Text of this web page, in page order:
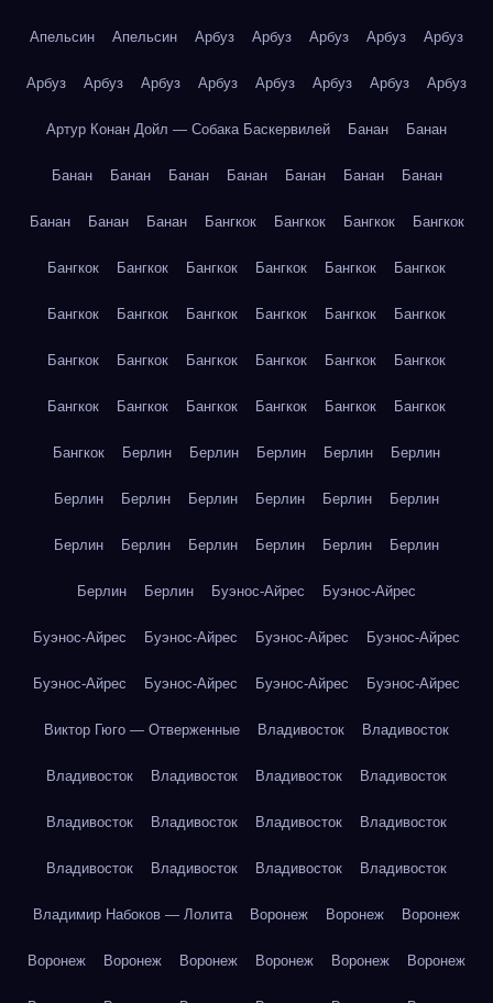
Апельсин Апельсин Арбуз Арбуз Арбуз Арбуз Арбуз
Арбуз Арбуз Арбуз Арбуз Арбуз Арбуз Арбуз Арбуз
Артур Конан Дойл — Собака Баскервилей Банан Банан
Банан Банан Банан Банан Банан Банан Банан
Банан Банан Банан Бангкок Бангкок Бангкок Бангкок
Бангкок Бангкок Бангкок Бангкок Бангкок Бангкок
Бангкок Бангкок Бангкок Бангкок Бангкок Бангкок
Бангкок Бангкок Бангкок Бангкок Бангкок Бангкок
Бангкок Бангкок Бангкок Бангкок Бангкок Бангкок
Бангкок Берлин Берлин Берлин Берлин Берлин
Берлин Берлин Берлин Берлин Берлин Берлин
Берлин Берлин Берлин Берлин Берлин Берлин
Берлин Берлин Буэнос-Айрес Буэнос-Айрес
Буэнос-Айрес Буэнос-Айрес Буэнос-Айрес Буэнос-Айрес
Буэнос-Айрес Буэнос-Айрес Буэнос-Айрес Буэнос-Айрес
Виктор Гюго — Отверженные Владивосток Владивосток
Владивосток Владивосток Владивосток Владивосток
Владивосток Владивосток Владивосток Владивосток
Владивосток Владивосток Владивосток Владивосток
Владимир Набоков — Лолита Воронеж Воронеж Воронеж
Воронеж Воронеж Воронеж Воронеж Воронеж Воронеж